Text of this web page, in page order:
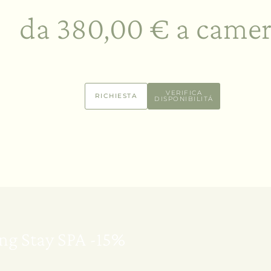
da 380,00 € a
RICHIESTA VERIFICA
DISPONIBILITÁ